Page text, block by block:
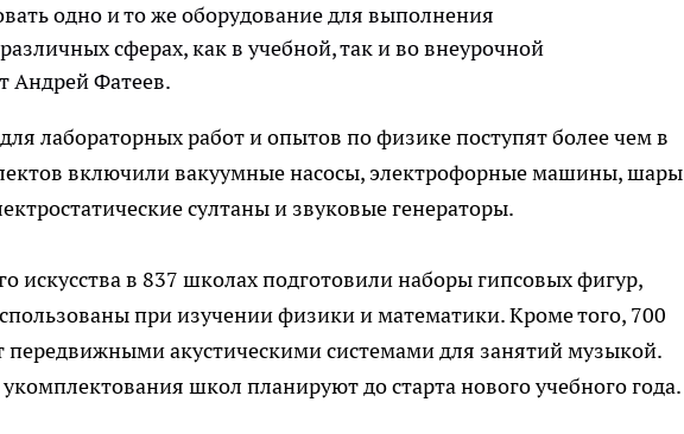
одно и то же оборудование для выполнения
сферах, как в учебной, так и во внеурочной
Андрей Фатеев.
лабораторных работ и опытов по физике поступят более чем в
включили вакуумные насосы, электрофорные машины, шары
султаны и звуковые генераторы.
искусства в 837 школах подготовили наборы гипсовых фигур,
при изучении физики и математики. Кроме того, 700
передвижными акустическими системами для занятий музыкой.
школ планируют до старта нового учебного года.